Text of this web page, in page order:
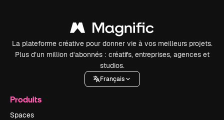
La plateforme créative pour donner vie à vos meilleurs projets.
Plus d’un million d’abonnés : créatifs, entreprises, agences et
studios.
Français
Produits
Spaces